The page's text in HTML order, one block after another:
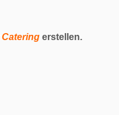
Cateringerstellen.